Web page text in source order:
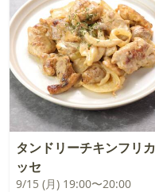
タンドリーチキンフリカ
ッセ
9/15 (月) 19:00〜20:00